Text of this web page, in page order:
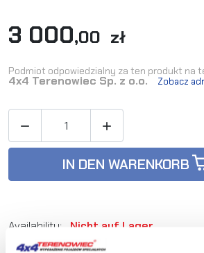
3 000,00 zł
Podmiot odpowiedzialny za ten produkt na
4x4 Terenowiec Sp. z o.o. Zobacz
 
IN DEN WARENKORB
Availability: Nicht auf Lager